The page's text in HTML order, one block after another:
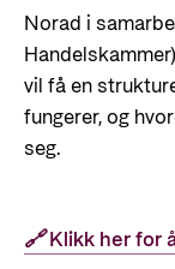
Norad i
vil få en
fungerer, og
seg.
🔗Klikk her for